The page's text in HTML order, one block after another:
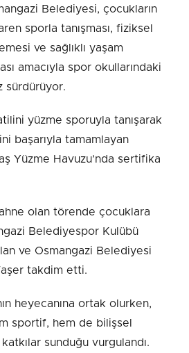
Belediyesi, çocukların
sporla tanışması, fiziksel
ve sağlıklı yaşam
amacıyla spor okullarındaki
sürdürüyor.
yüzme sporuyla tanışarak
başarıyla tamamlayan
Yüzme Havuzu’nda sertifika
olan törende çocuklara
Belediyespor Kulübü
ve Osmangazi Belediyesi
takdim etti.
heyecanına ortak olurken,
sportif, hem de bilişsel
sunduğu vurgulandı.